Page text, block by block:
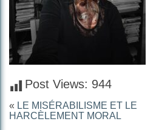
Post Views: 944
« LE MISÉRABILISME ET LE
HARCÈLEMENT MORAL